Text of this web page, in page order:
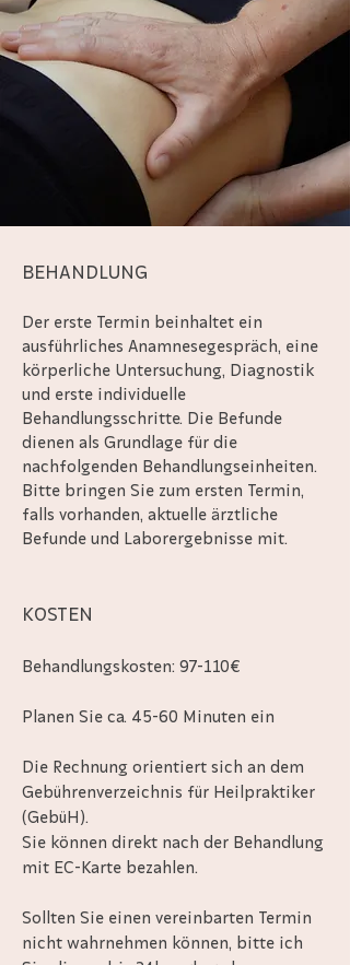
BEHANDLUNG
Der erste Termin beinhaltet ein
ausführliches Anamnesegespräch, eine
körperliche Untersuchung, Diagnostik
und erste individuelle
Behandlungsschritte. Die Befunde
dienen als Grundlage für die
nachfolgenden Behandlungseinheiten.
​Bitte bringen Sie zum ersten Termin,
falls vorhanden, aktuelle ärztliche
Befunde und Laborergebnisse mit.
KOSTEN
Behandlungskosten: 97-110€
Planen Sie ca. 45-60 Minuten ein
Die Rechnung orientiert sich an dem
Gebührenverzeichnis für Heilpraktiker
(GebüH).
Sie können direkt nach der Behandlung
mit EC-Karte bezahlen.
Sollten Sie einen vereinbarten Termin
nicht wahrnehmen können, bitte ich